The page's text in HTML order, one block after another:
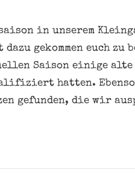
in unserem
gekommen euch
Saison einige alte
hatten. Ebenso
gefunden, die wir